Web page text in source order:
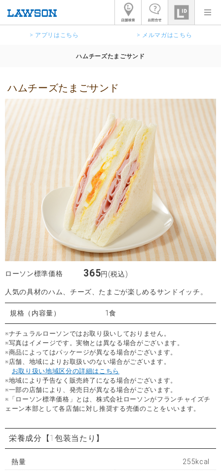
> アプリはこちら > メルマガはこちら
ハムチーズたまごサンド
ハムチーズたまごサンド
ローソン標準価格 365円(税込)
人気の具材のハム、チーズ、たまごが楽しめるサンドイッチ。
規格（内容量） 1食
※ナチュラルローソンではお取り扱いしておりません。
※写真はイメージです。実物とは異なる場合がございます。
※商品によってはパッケージが異なる場合がございます。
※店舗、地域によりお取扱いのない場合がございます。
お取り扱い地域区分の詳細はこちら
※地域により予告なく販売終了になる場合がございます。
※一部の店舗により、発売日が異なる場合がございます。
※「ローソン標準価格」とは、株式会社ローソンがフランチャイズチ
ェーン本部として各店舗に対し推奨する売価のことをいいます。
栄養成分 【1包装当たり】
熱量 255kcal